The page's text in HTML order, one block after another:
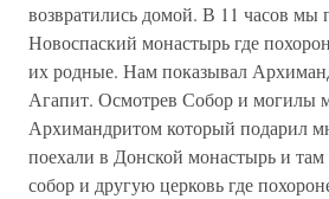
возвратились домой. В 11 часов мы
Новоспаский монастырь где
их родные. Нам показывал
Агапит. Осмотрев Собор и могилы
Архимандритом который подарил
поехали в Донской монастырь и
собор и другую церковь где